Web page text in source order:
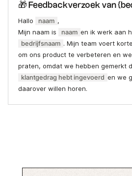
🎁 Feedbackverzoek van
Hallo naam ,
Mijn naam is
naam en ik werk aan
bedrijfsnaam . Mijn team voert
om ons product te verbeteren en
praten, omdat we hebben gemerkt
klantgedrag hebt ingevoerd en we
daarover willen horen.